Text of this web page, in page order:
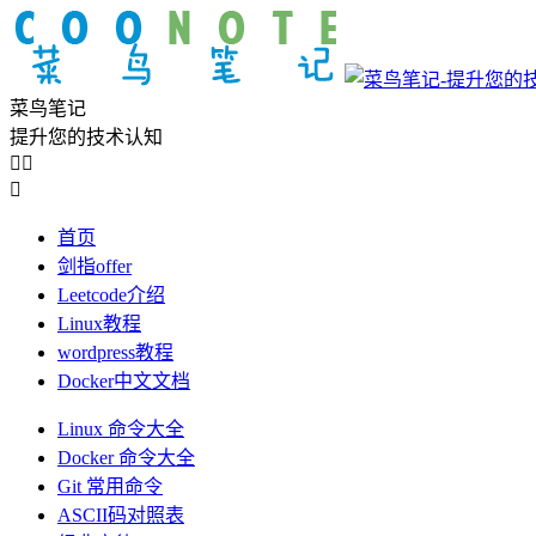
菜鸟笔记
提升您的技术认知
 

首页
剑指offer
Leetcode介绍
Linux教程
wordpress教程
Docker中文文档
Linux 命令大全
Docker 命令大全
Git 常用命令
ASCII码对照表